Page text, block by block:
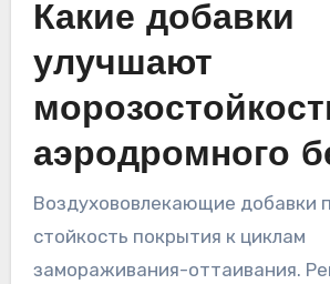
Какие добавки
улучшают
аэродромного
Воздухововлекающие добавки
стойкость покрытия к циклам
замораживания-оттаивания.